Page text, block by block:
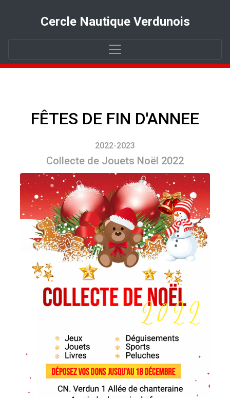
Cercle Nautique Verdunois
FÊTES DE FIN D'ANNEE
2022-2023
Collecte de Jouets Noël 2022